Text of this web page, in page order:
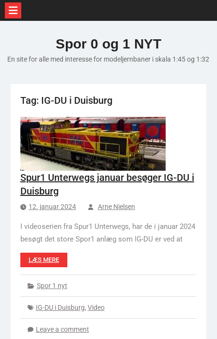
Spor 0 og 1 NYT
En site for alle med interesse for modeljernbaner i skala 1:45 og 1:32
Tag: IG-DU i Duisburg
Spur1 Unterwegs januar besøger IG-DU i
Duisburg
12. januar 2024 Arne Nielsen
I videoserien fra Spur1 Unterwegs, har de i januar 2024
besøgt det store Spor1 anlæg som IG-DU er ved at
LÆS MERE
Spor 1 nyt
IG-DU i Duisburg, Video
Leave a comment